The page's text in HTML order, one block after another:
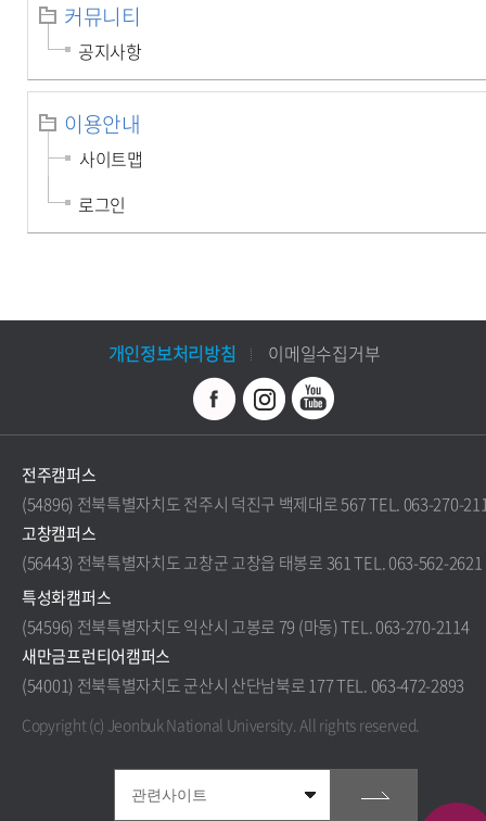
커뮤니티
공지사항
이용안내
사이트맵
로그인
개인정보처리방침 이메일수집거부
전주캠퍼스
(54896) 전북특별자치도 전주시 덕진구 백제대로 567 TEL. 063-270-
고창캠퍼스
(56443) 전북특별자치도 고창군 고창읍 태봉로 361 TEL. 063-562-2621
특성화캠퍼스
(54596) 전북특별자치도 익산시 고봉로 79 (마동) TEL. 063-270-2114
새만금프런티어캠퍼스
(54001) 전북특별자치도 군산시 산단남북로 177 TEL. 063-472-2893
Copyright (c) Jeonbuk National University.All rights reserved.